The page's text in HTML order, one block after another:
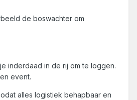
de boswachter om
inderdaad in de rij om te loggen.
event.
alles logistiek behapbaar en